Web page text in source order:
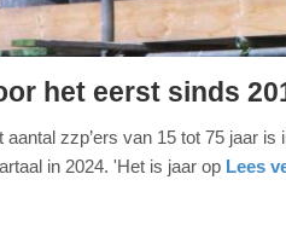
het eerst sinds
aantal zzp’ers van 15 tot 75 jaar
in 2024. 'Het is jaar op Lees